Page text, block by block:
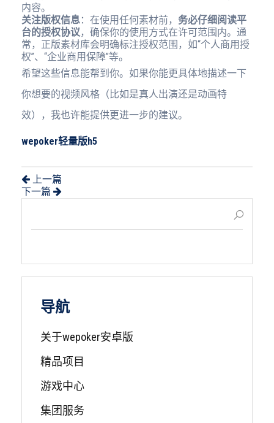
内容。
关注版权信息：在使用任何素材前， 务必仔细阅读平
台的授权协议 ，确保你的使用方式在许可范围内。通
常，正版素材库会明确标注授权范围，如“个人商用授
权”、“企业商用保障”等。
希望这些信息能帮到你。如果你能更具体地描述一下
你想要的视频风格（比如是真人出演还是动画特
效），我也许能提供更进一步的建议。
wepoker轻量版h5
上一篇
下一篇
导航
关于wepoker安卓版
精品项目
游戏中心
集团服务